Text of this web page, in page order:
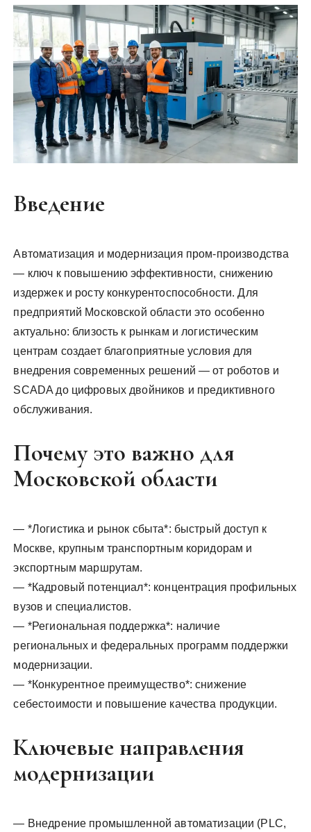
Введение
Автоматизация и модернизация пром‑производства
— ключ к повышению эффективности, снижению
издержек и росту конкурентоспособности. Для
предприятий Московской области это особенно
актуально: близость к рынкам и логистическим
центрам создает благоприятные условия для
внедрения современных решений — от роботов и
SCADA до цифровых двойников и предиктивного
обслуживания.
Почему это важно для
Московской области
— *Логистика и рынок сбыта*: быстрый доступ к
Москве, крупным транспортным коридорам и
экспортным маршрутам.
— *Кадровый потенциал*: концентрация профильных
вузов и специалистов.
— *Региональная поддержка*: наличие
региональных и федеральных программ поддержки
модернизации.
— *Конкурентное преимущество*: снижение
себестоимости и повышение качества продукции.
Ключевые направления
модернизации
— Внедрение промышленной автоматизации (PLC,